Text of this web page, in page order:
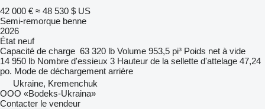
42 000 € ≈ 48 530 $ US
Semi-remorque benne
2026
État neuf
Capacité de charge 63 320 lb Volume 953,5 pi³ Poids net à vide
14 950 lb Nombre d'essieux 3 Hauteur de la sellette d'attelage 47,24
po. Mode de déchargement arrière
Ukraine, Kremenchuk
OOO «Bodeks-Ukraina»
Contacter le vendeur